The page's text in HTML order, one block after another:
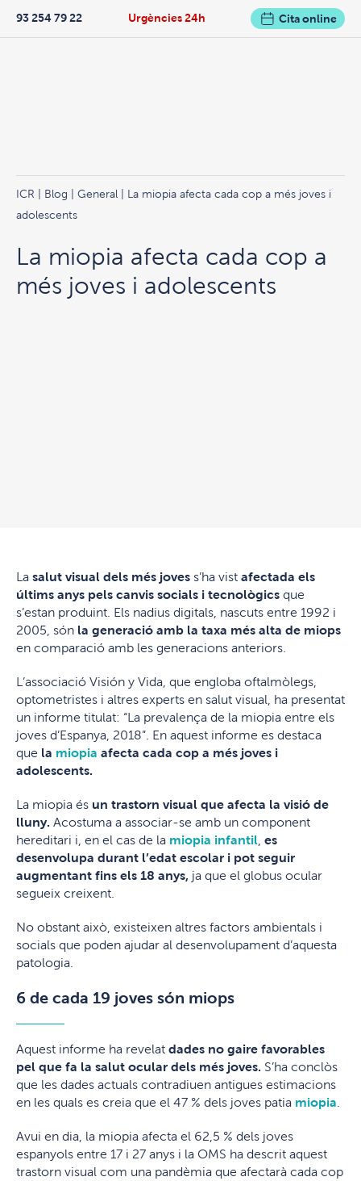
Urgències 24h
93 254 79 22 Cita online
ICR Blog General | La miopia afecta cada cop a més joves i
adolescents
La miopia afecta cada cop a
més joves i adolescents
La salut visual dels més joves s’ha vist afectada els
últims anys pels canvis socials i tecnològics que
s’estan produint. Els nadius digitals, nascuts entre 1992 i
2005, són la generació amb la taxa més alta de miops
en comparació amb les generacions anteriors.
L’associació Visión y Vida, que engloba oftalmòlegs,
optometristes i altres experts en salut visual, ha presentat
un informe titulat: “La prevalença de la miopia entre els
joves d’Espanya, 2018”. En aquest informe es destaca
que la miopia afecta cada cop a més joves i
adolescents.
La miopia és un trastorn visual que afecta la visió de
lluny. Acostuma a associar-se amb un component
hereditari i, en el cas de la miopia infantil es
desenvolupa durant l’edat escolar i pot seguir
augmentant fins els 18 anys, ja que el globus ocular
segueix creixent.
No obstant això, existeixen altres factors ambientals i
socials que poden ajudar al desenvolupament d’aquesta
patologia.
6 de cada 19 joves són miops
Aquest informe ha revelat dades no gaire favorables
pel que fa la salut ocular dels més joves. S’ha conclòs
que les dades actuals contradiuen antigues estimacions
en les quals es creia que el 47 % dels joves patia miopia
Avui en dia, la miopia afecta el 62,5 % dels joves
espanyols entre 17 i 27 anys i la OMS ha descrit aquest
trastorn visual com una pandèmia que afectarà cada cop